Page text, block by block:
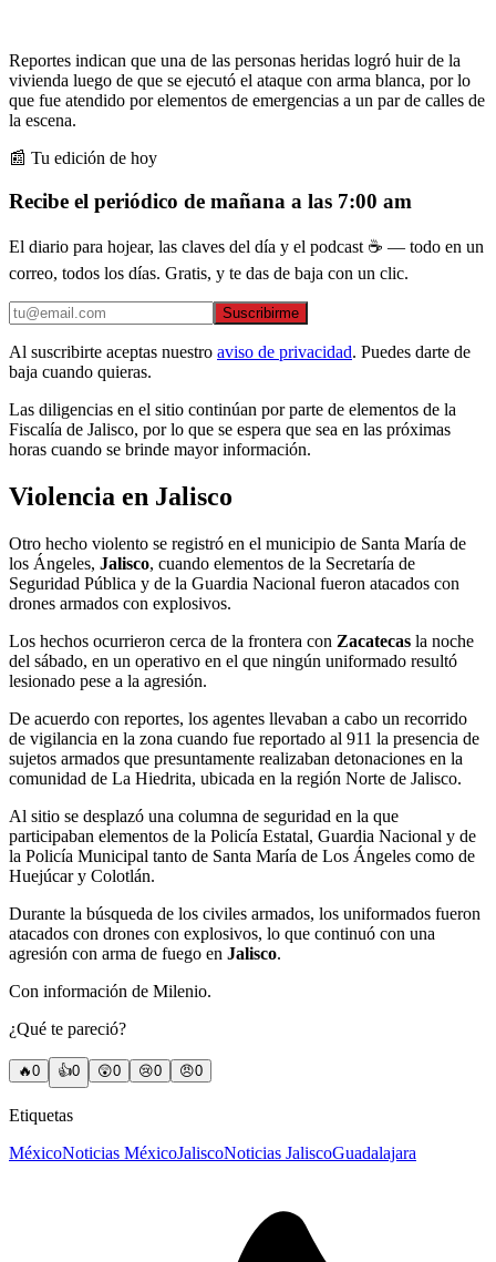
Reportes indican que una de las personas heridas logró huir de la
vivienda luego de que se ejecutó el ataque con arma blanca, por lo
que fue atendido por elementos de emergencias a un par de calles de
la escena.
📰 Tu edición de hoy
Recibe el periódico de mañana a las 7:00 am
El diario para hojear, las claves del día y el podcast ☕ — todo en un
correo, todos los días. Gratis, y te das de baja con un clic.
Suscribirme
Al suscribirte aceptas nuestro aviso de privacidad. Puedes darte de
baja cuando quieras.
Las diligencias en el sitio continúan por parte de elementos de la
Fiscalía de Jalisco, por lo que se espera que sea en las próximas
horas cuando se brinde mayor información.
Violencia en Jalisco
Otro hecho violento se registró en el municipio de Santa María de
los Ángeles, Jalisco, cuando elementos de la Secretaría de
Seguridad Pública y de la Guardia Nacional fueron atacados con
drones armados con explosivos.
Los hechos ocurrieron cerca de la frontera con Zacatecas la noche
del sábado, en un operativo en el que ningún uniformado resultó
lesionado pese a la agresión.
De acuerdo con reportes, los agentes llevaban a cabo un recorrido
de vigilancia en la zona cuando fue reportado al 911 la presencia de
sujetos armados que presuntamente realizaban detonaciones en la
comunidad de La Hiedrita, ubicada en la región Norte de Jalisco.
Al sitio se desplazó una columna de seguridad en la que
participaban elementos de la Policía Estatal, Guardia Nacional y de
la Policía Municipal tanto de Santa María de Los Ángeles como de
Huejúcar y Colotlán.
Durante la búsqueda de los civiles armados, los uniformados fueron
atacados con drones con explosivos, lo que continuó con una
agresión con arma de fuego en Jalisco.
Con información de Milenio.
¿Qué te pareció?
🔥0 👍0 😲0 😢0 😠0
Etiquetas
MéxicoNoticias MéxicoJaliscoNoticias JaliscoGuadalajara